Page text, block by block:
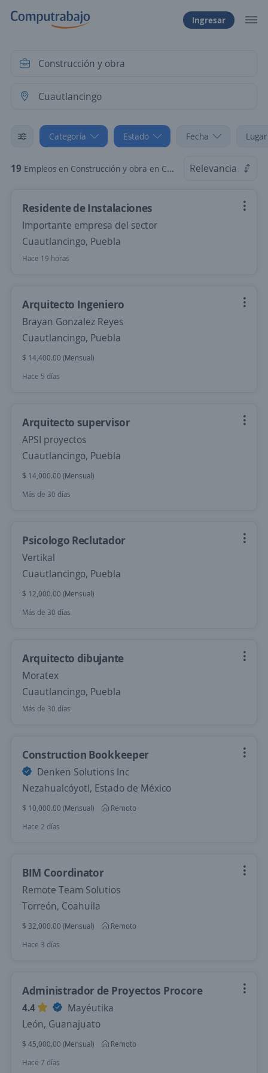
Ingresar
Categoría Estado Fecha
19 Empleos en Construcción y obra en Cuautlancingo, Puebla Relevancia
Residente de Instalaciones
Importante empresa del sector
Cuautlancingo, Puebla
Hace 19 horas
Arquitecto Ingeniero
Brayan Gonzalez Reyes
Cuautlancingo, Puebla
$ 14,400.00 (Mensual)
Hace 5 días
Arquitecto supervisor
APSI proyectos
Cuautlancingo, Puebla
$ 14,000.00 (Mensual)
Más de 30 días
Psicologo Reclutador
Vertikal
Cuautlancingo, Puebla
$ 12,000.00 (Mensual)
Más de 30 días
Arquitecto dibujante
Moratex
Cuautlancingo, Puebla
Más de 30 días
Construction Bookkeeper
Denken Solutions Inc
Nezahualcóyotl, Estado de México
$ 10,000.00 (Mensual)
Remoto
Hace 2 días
BIM Coordinator
Remote Team Solutios
Torreón, Coahuila
$ 32,000.00 (Mensual)
Remoto
Hace 3 días
Administrador de Proyectos Procore
4.4
Mayéutika
León, Guanajuato
$ 45,000.00 (Mensual)
Remoto
Hace 7 días